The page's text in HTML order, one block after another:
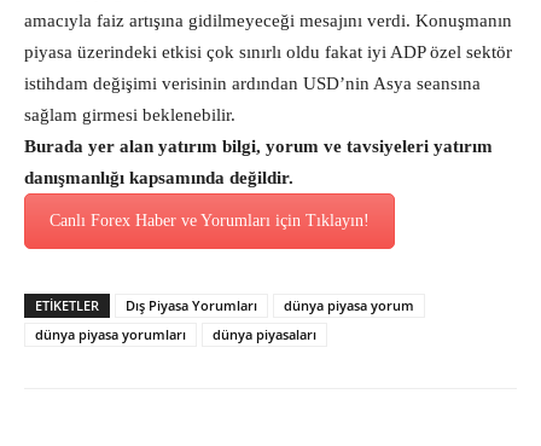
amacıyla faiz artışına gidilmeyeceği mesajını verdi. Konuşmanın
piyasa üzerindeki etkisi çok sınırlı oldu fakat iyi ADP özel sektör
istihdam değişimi verisinin ardından USD’nin Asya seansına
sağlam girmesi beklenebilir.
Burada yer alan yatırım bilgi, yorum ve tavsiyeleri yatırım
danışmanlığı kapsamında değildir.
Canlı Forex Haber ve Yorumları için Tıklayın!
ETİKETLER Dış Piyasa Yorumları
dünya piyasa yorum
dünya piyasa yorumları
dünya piyasaları